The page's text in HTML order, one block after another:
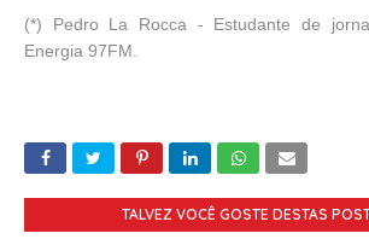
(*) Pedro La Rocca - Estudante de
Energia 97FM.
TALVEZ VOCÊ GOSTE DESTAS